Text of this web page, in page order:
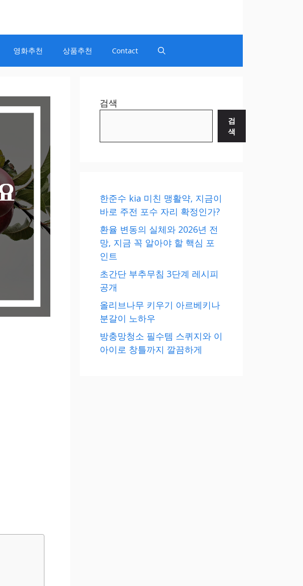
영화추천 상품추천 Contact
검색
검
색
한준수 kia 미친 맹활약, 지금이
바로 주전 포수 자리 확정인가?
환율 변동의 실체와 2026년 전
망, 지금 꼭 알아야 할 핵심 포
인트
초간단 부추무침 3단계 레시피
공개
올리브나무 키우기 아르베키나
분갈이 노하우
방충망청소 필수템 스퀴지와 이
아이로 창틀까지 깔끔하게